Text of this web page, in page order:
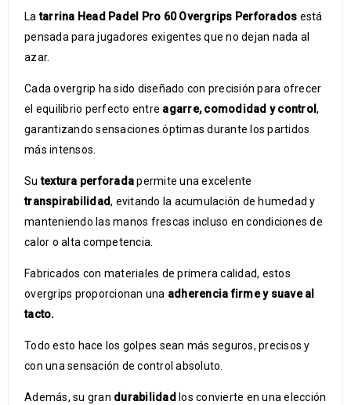
Latarrina Head Padel Pro 60 Overgrips Perforados está
pensada para jugadores exigentes que no dejan nada al
azar.
Cada overgrip ha sido diseñado con precisión para ofrecer
el equilibrio perfecto entre agarre, comodidad y control ,
garantizando sensaciones óptimas durante los partidos
más intensos.
Sutextura perforadapermite una excelente
transpirabilidad, evitando la acumulación de humedad y
manteniendo las manos frescas incluso en condiciones de
calor o alta competencia.
Fabricados con materiales de primera calidad, estos
overgrips proporcionan una adherencia firme y suave al
tacto.
Todo esto hace los golpes sean más seguros, precisos y
con una sensación de control absoluto.
Además, su gran durabilidad los convierte en una elección